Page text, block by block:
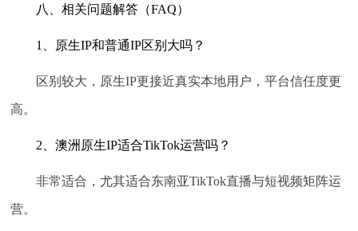
八、相关问题解答（FAQ）
1、原生IP和普通IP区别大吗？
区别较大，原生IP更接近真实本地用户，平台信任度更
高。
2、澳洲原生IP适合TikTok运营吗？
非常适合，尤其适合东南亚TikTok直播与短视频矩阵运
营。